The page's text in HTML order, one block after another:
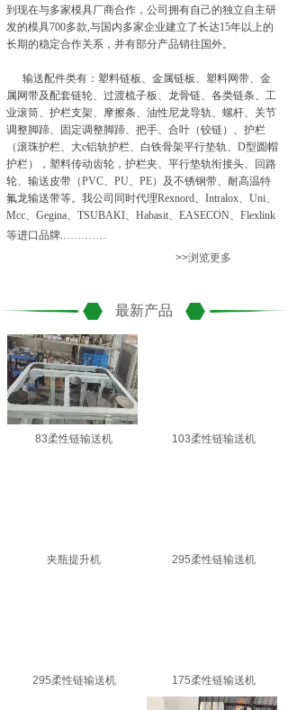
到现在与多家模具厂商合作，公司拥有自己的独立自主研
发的模具700多款,与国内多家企业建立了长达15年以上的
长期的稳定合作关系，并有部分产品销往国外。
输送配件类有：塑料链板、金属链板、塑料网带、金
属网带及配套链轮、过渡梳子板、龙骨链、各类链条、工
业滚筒、护栏支架、摩擦条、油性尼龙导轨、螺杆、关节
调整脚蹄、固定调整脚蹄、把手、合叶（铰链）、护栏
（滚珠护栏、大c铝轨护栏、白铁骨架平行垫轨、D型圆帽
护栏），塑料传动齿轮，护栏夹、平行垫轨衔接头、回路
轮、输送皮带（PVC、PU、PE）及不锈钢带、耐高温特
氟龙输送带等。我公司同时代理Rexnord、Intralox、Uni、
Mcc、Gegina、TSUBAKI、Habasit、EASECON、Flexlink
等进口品牌.…………
>>浏览更多
最新产品
83柔性链输送机 103柔性链输送机
夹瓶提升机 295柔性链输送机
295柔性链输送机 175柔性链输送机